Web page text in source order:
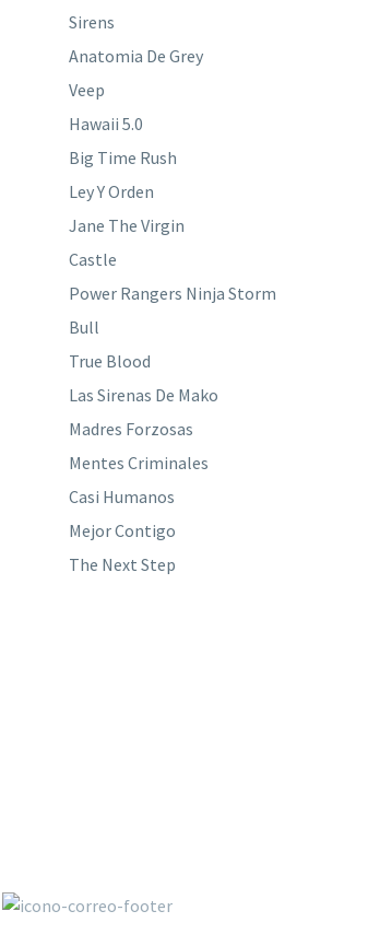
Sirens
Anatomia De Grey
Veep
Hawaii 5.0
Big Time Rush
Ley Y Orden
Jane The Virgin
Castle
Power Rangers Ninja Storm
Bull
True Blood
Las Sirenas De Mako
Madres Forzosas
Mentes Criminales
Casi Humanos
Mejor Contigo
The Next Step